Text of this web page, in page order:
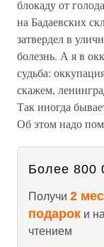
блокаду от
на Бадаевских
затвердел в
болезнь. А я в
судьба:
скажем,
Так иногда
Об этом надо
Более 800
Получи 2
подарок и
чтением